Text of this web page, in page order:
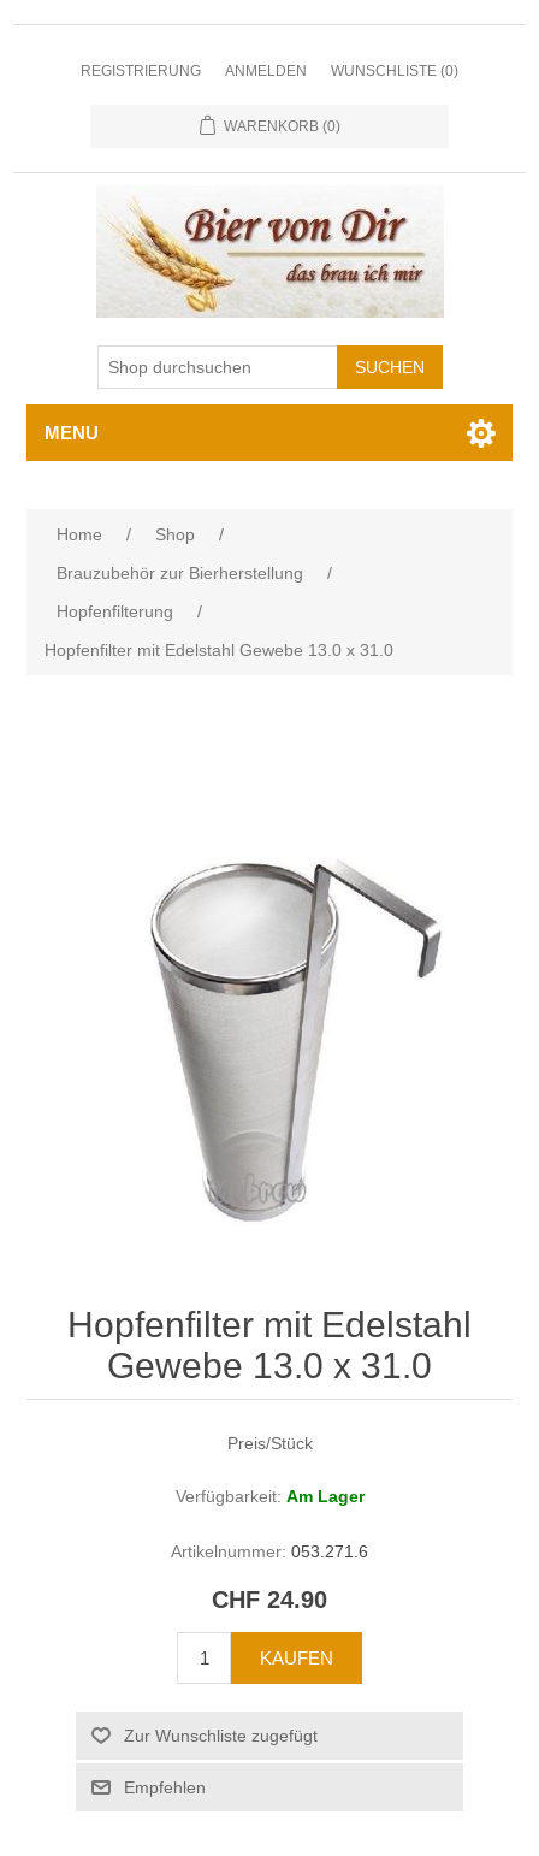
REGISTRIERUNG ANMELDEN WUNSCHLISTE (0)
WARENKORB (0)
MENU
Home / Shop
/
Brauzubehör zur Bierherstellung
/
Hopfenfilterung
/
Hopfenfilter mit Edelstahl Gewebe 13.0 x 31.0
Hopfenfilter mit Edelstahl
Gewebe 13.0 x 31.0
Preis/Stück
Verfügbarkeit: Am Lager
Artikelnummer: 053.271.6
CHF 24.90